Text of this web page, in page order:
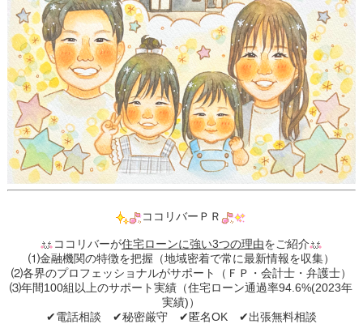
ココリバーＰＲ
ココリバーが住宅ローンに強い3つの理由をご紹介
⑴金融機関の特徴を把握（地域密着で常に最新情報を収集）
⑵各界のプロフェッショナルがサポート（ＦＰ・会計士・弁護士）
⑶年間100組以上のサポート実績（住宅ローン通過率94.6%(2023年
実績)）
✔︎電話相談 ✔︎秘密厳守 ✔︎匿名OK ✔︎出張無料相談